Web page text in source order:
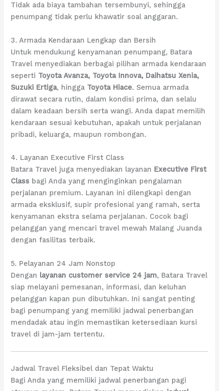
Tidak ada biaya tambahan tersembunyi, sehingga
penumpang tidak perlu khawatir soal anggaran.
3. Armada Kendaraan Lengkap dan Bersih
Untuk mendukung kenyamanan penumpang, Batara
Travel menyediakan berbagai pilihan armada kendaraan
seperti Toyota Avanza, Toyota Innova, Daihatsu Xenia,
Suzuki Ertiga, hingga Toyota Hiace. Semua armada
dirawat secara rutin, dalam kondisi prima, dan selalu
dalam keadaan bersih serta wangi. Anda dapat memilih
kendaraan sesuai kebutuhan, apakah untuk perjalanan
pribadi, keluarga, maupun rombongan.
4. Layanan Executive First Class
Batara Travel juga menyediakan layanan Executive First
Class bagi Anda yang menginginkan pengalaman
perjalanan premium. Layanan ini dilengkapi dengan
armada eksklusif, supir profesional yang ramah, serta
kenyamanan ekstra selama perjalanan. Cocok bagi
pelanggan yang mencari travel mewah Malang Juanda
dengan fasilitas terbaik.
5. Pelayanan 24 Jam Nonstop
Dengan layanan customer service 24 jam, Batara Travel
siap melayani pemesanan, informasi, dan keluhan
pelanggan kapan pun dibutuhkan. Ini sangat penting
bagi penumpang yang memiliki jadwal penerbangan
mendadak atau ingin memastikan ketersediaan kursi
travel di jam-jam tertentu.
Jadwal Travel Fleksibel dan Tepat Waktu
Bagi Anda yang memiliki jadwal penerbangan pagi